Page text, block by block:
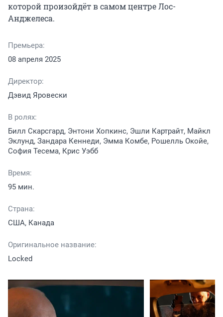
которой произойдёт в самом центре Лос-
Анджелеса.
Премьера:
08 апреля 2025
Директор:
Дэвид Яровески
В ролях:
Билл Скарсгард, Энтони Хопкинс, Эшли Картрайт, Майкл
Эклунд, Зандара Кеннеди, Эмма Комбе, Рошелль Окойе,
София Тесема, Крис Уэбб
Время:
95 мин.
Страна:
США, Канада
Оригинальное название:
Locked